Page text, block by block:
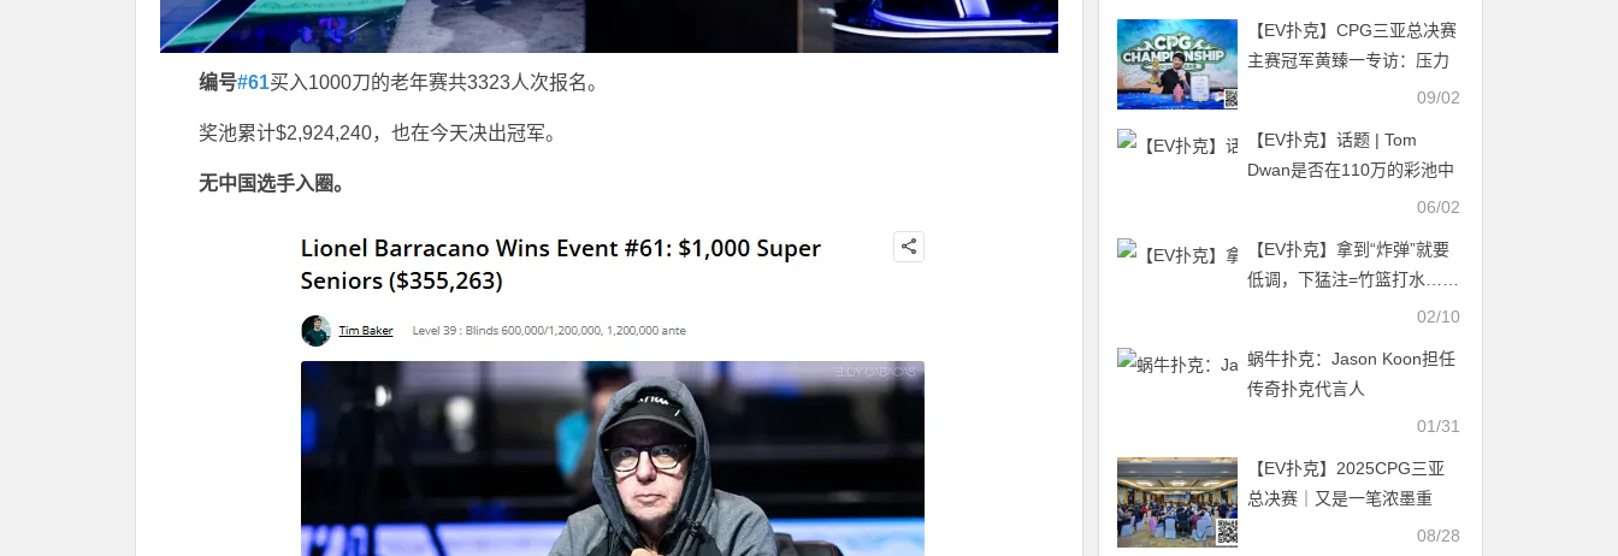
编号#61买入1000刀的老年赛共3323人次报名。
奖池累计$2,924,240，也在今天决出冠军。
无中国选手入圈。
【EV扑克】CPG三亚总决赛
主赛冠军黄臻一专访：压力
很大夺冠有些意外 感谢师傅
09/02
【EV扑克】话题 | Tom
Dwan是否在110万的彩池中
对Doug Polk进行Slow-roll？
06/02
【EV扑克】拿到“炸弹”就要
低调，下猛注=竹篮打水……
02/10
蜗牛扑克：Jason Koon担任
传奇扑克代言人
01/31
【EV扑克】2025CPG三亚
总决赛｜又是一笔浓墨重
彩！主赛事4211人次参赛再
08/28